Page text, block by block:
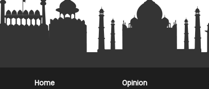
Home
Opinion